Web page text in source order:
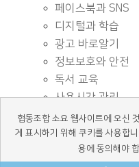
페이스북과 SNS
디지털과 학습
광고 바로알기
정보보호와 안전
독서 교육
사용시간 관리
기타
디지털 상식
협동조합 소요 웹사이트에 오신
게 표시하기 위해 쿠키를 사용합
용에 동의해야